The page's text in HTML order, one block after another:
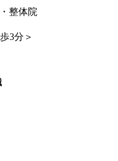
3分＞